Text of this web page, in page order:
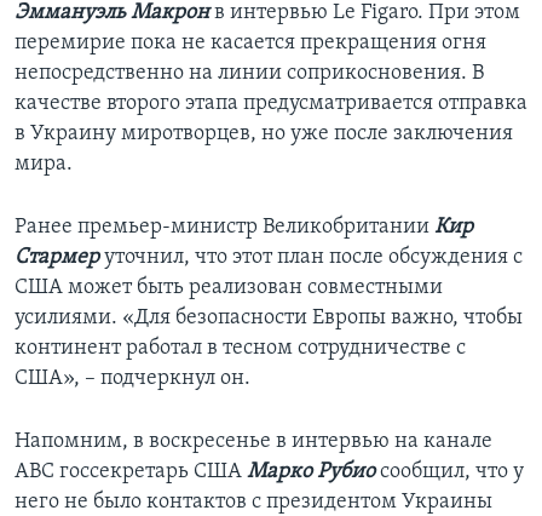
Эммануэль Макронв интервью Le Figaro. При этом
перемирие пока не касается прекращения огня
непосредственно на линии соприкосновения. В
качестве второго этапа предусматривается отправка
в Украину миротворцев, но уже после заключения
мира.
Ранее премьер-министр Великобритании Кир
Стармеруточнил, что этот план после обсуждения с
США может быть реализован совместными
усилиями. «Для безопасности Европы важно, чтобы
континент работал в тесном сотрудничестве с
США», – подчеркнул он.
Напомним, в воскресенье в интервью на канале
ABC госсекретарь США Марко Рубиосообщил, что у
него не было контактов с президентом Украины